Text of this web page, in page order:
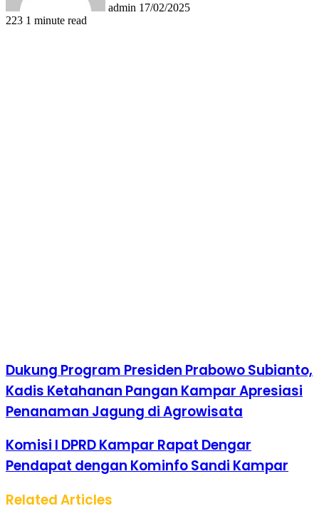
admin 17/02/2025
223 1 minute read
Dukung Program Presiden Prabowo Subianto,
Kadis Ketahanan Pangan Kampar Apresiasi
Penanaman Jagung di Agrowisata
Komisi I DPRD Kampar Rapat Dengar
Pendapat dengan Kominfo Sandi Kampar
Related Articles